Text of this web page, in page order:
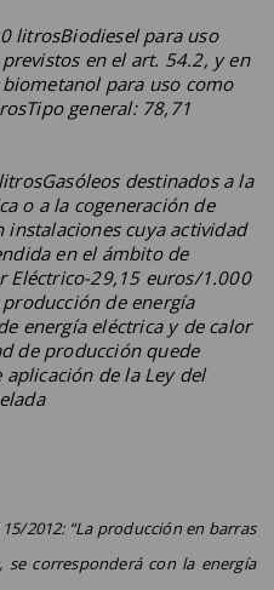
litrosBiodiesel para uso
en el art. 54.2, y en
para uso como
general: 78,71
destinados a la
o a la cogeneración de
instalaciones cuya actividad
en el ámbito de
Eléctrico-29,15 euros/1.000
de energía
energía eléctrica y de calor
de producción quede
de la Ley del
2012: “La producción en barras
corresponderá con la energía